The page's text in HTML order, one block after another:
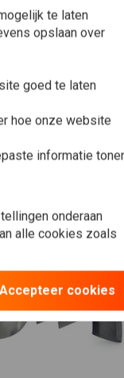
te laten
opslaan over
goed te laten
hoe onze website
informatie
onderaan
alle cookies zoals
Accepteer cookies